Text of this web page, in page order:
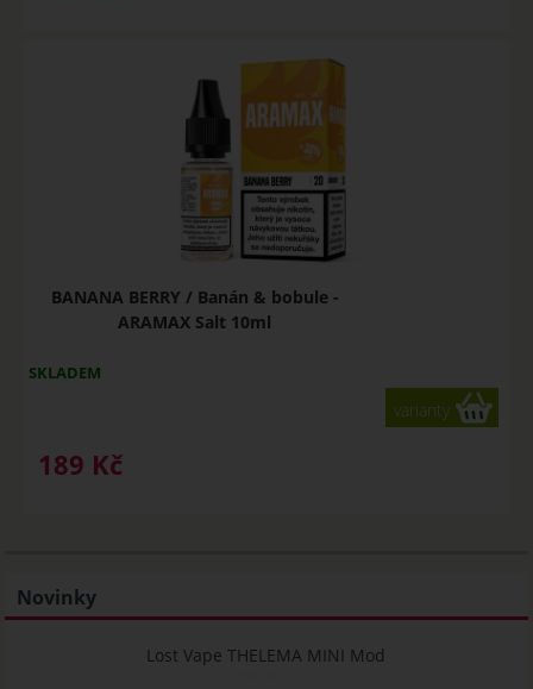
BANANA BERRY / Banán & bobule -
ARAMAX Salt 10ml
SKLADEM
varianty
189 Kč
Novinky
Lost Vape THELEMA MINI Mod